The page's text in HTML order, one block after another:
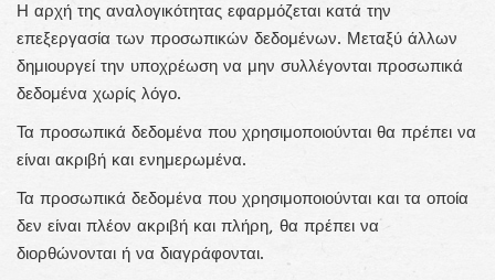
Η αρχή της αναλογικότητας εφαρμόζεται κατά την
επεξεργασία των προσωπικών δεδομένων. Μεταξύ άλλων
δημιουργεί την υποχρέωση να μην συλλέγονται προσωπικά
δεδομένα χωρίς λόγο.
Τα προσωπικά δεδομένα που χρησιμοποιούνται θα πρέπει να
είναι ακριβή και ενημερωμένα.
Τα προσωπικά δεδομένα που χρησιμοποιούνται και τα οποία
δεν είναι πλέον ακριβή και πλήρη, θα πρέπει να
διορθώνονται ή να διαγράφονται.